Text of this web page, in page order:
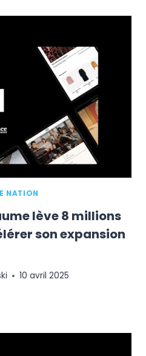
NATION
lève 8 millions
son expansion
10 avril 2025